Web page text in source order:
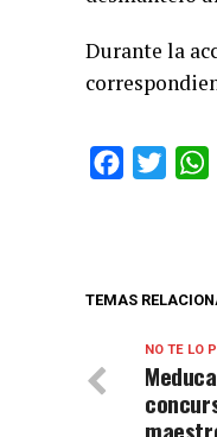
Durante la
Facebook
TEMAS
NO TE LO